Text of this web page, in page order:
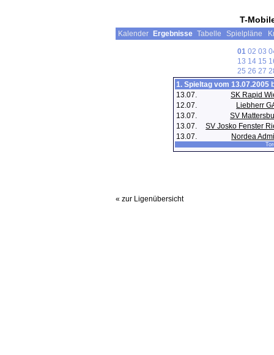
T-
Kalender Ergebnisse Tabelle Spielpläne
01 02 03
13 14 15
25 26 27
1. Spieltag vom 13.07.2005
13.07.
SK Rapid
12.07.
Liebherr
13.07.
SV
13.07.
SV Josko Fenster
13.07.
Nordea
« zur Ligenübersicht